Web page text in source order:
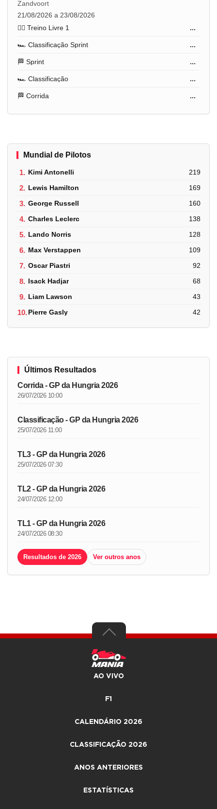
Zandvoort
21/08/2026 a 23/08/2026
🏋️‍♂️ Treino Livre 1
...
🏎️ Classificação Sprint ...
🏁 Sprint ...
🏎️ Classificação ...
🏁 Corrida ...
Mundial de Pilotos
1. Kimi Antonelli 219
2. Lewis Hamilton 169
3. George Russell 160
4. Charles Leclerc 138
5. Lando Norris 128
6. Max Verstappen 109
7. Oscar Piastri 92
8. Isack Hadjar 68
9. Liam Lawson 43
10.Pierre Gasly 42
Últimos Resultados
Corrida - GP da Hungria 2026
26/07/2026 10:00
Classificação - GP da Hungria 2026
25/07/2026 11:00
TL3 - GP da Hungria 2026
25/07/2026 07:30
TL2 - GP da Hungria 2026
24/07/2026 12:00
TL1 - GP da Hungria 2026
24/07/2026 08:30
Resultados de 2026 Ver outros anos
AO VIVO
F1
CALENDÁRIO 2026
CLASSIFICAÇÃO 2026
ANOS ANTERIORES
ESTATÍSTICAS